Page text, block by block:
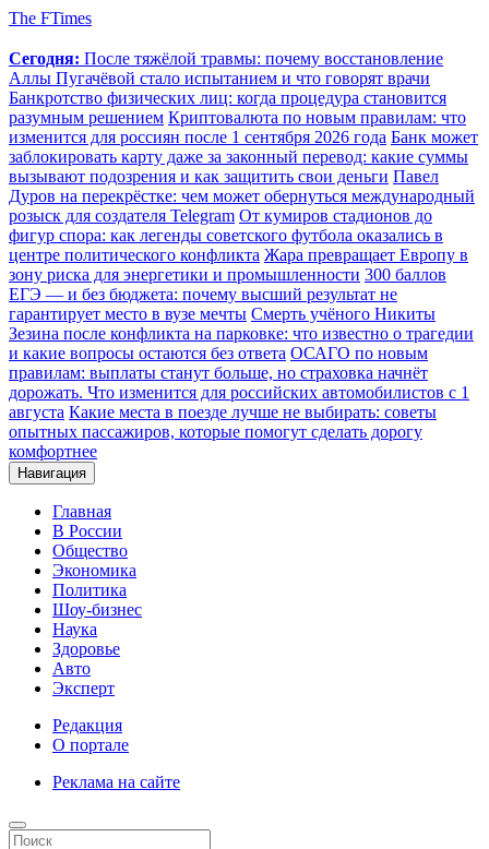
The FTimes
Сегодня: После тяжёлой травмы: почему восстановление
Аллы Пугачёвой стало испытанием и что говорят врачи
Банкротство физических лиц: когда процедура становится
разумным решением Криптовалюта по новым правилам: что
изменится для россиян после 1 сентября 2026 года Банк может
заблокировать карту даже за законный перевод: какие суммы
вызывают подозрения и как защитить свои деньги Павел
Дуров на перекрёстке: чем может обернуться международный
розыск для создателя Telegram От кумиров стадионов до
фигур спора: как легенды советского футбола оказались в
центре политического конфликта Жара превращает Европу в
зону риска для энергетики и промышленности 300 баллов
ЕГЭ — и без бюджета: почему высший результат не
гарантирует место в вузе мечты Смерть учёного Никиты
Зезина после конфликта на парковке: что известно о трагедии
и какие вопросы остаются без ответа ОСАГО по новым
правилам: выплаты станут больше, но страховка начнёт
дорожать. Что изменится для российских автомобилистов с 1
августа Какие места в поезде лучше не выбирать: советы
опытных пассажиров, которые помогут сделать дорогу
комфортнее
Навигация
Главная
В России
Общество
Экономика
Политика
Шоу-бизнес
Наука
Здоровье
Авто
Эксперт
Редакция
О портале
Реклама на сайте